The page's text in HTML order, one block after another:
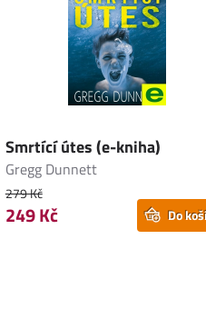
Smrtící útes (e-kniha)
Gregg Dunnett
279 Kč
249 Kč Do